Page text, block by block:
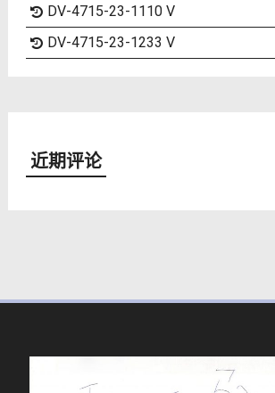
DV-4715-23-1110 V
DV-4715-23-1233 V
近期评论